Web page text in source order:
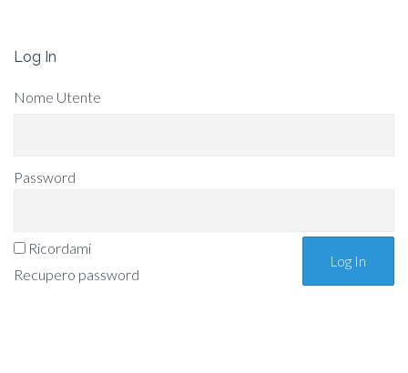
Log In
Nome Utente
Password
Ricordami
Recupero password